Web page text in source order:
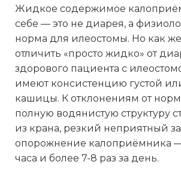
Жидкое содержимое
себе — это не диарея, а
норма для илеостомы. Но как же
отличить «просто жидко» от
здорового пациента с
имеют консистенцию густой
кашицы. К отклонениям от
полную водянистую структуру
из крана, резкий неприятный
опорожнение калоприёмника
часа и более 7-8 раз за день.